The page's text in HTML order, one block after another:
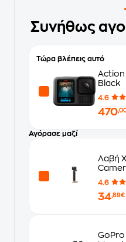
Συνήθως
Τώρα βλέπεις αυτό
Action
Black
4.6
470
Αγόρασε μαζί
Λαβή
4.6
34,89€
GoPro